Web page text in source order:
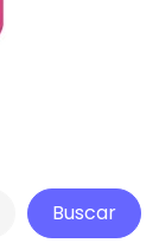
Buscar